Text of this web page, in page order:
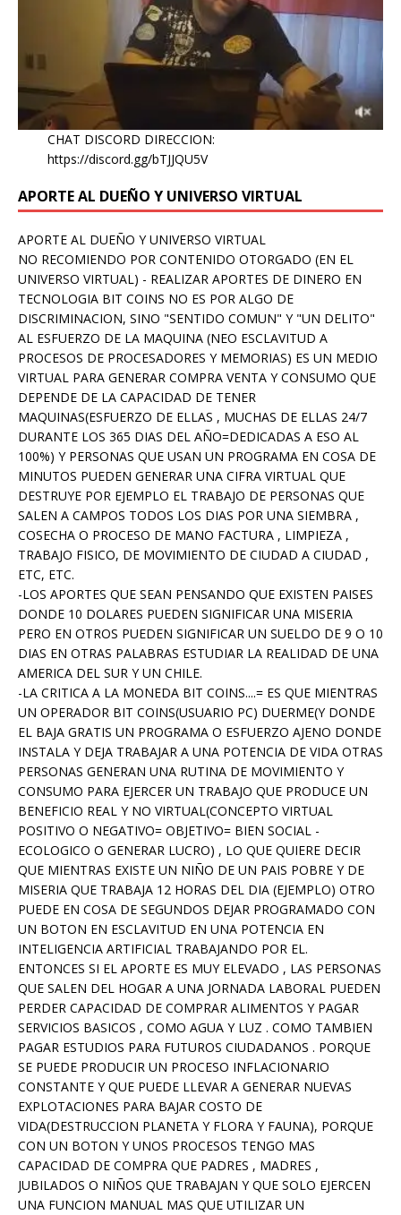
CHAT DISCORD DIRECCION:
https://discord.gg/bTJJQU5V
APORTE AL DUEÑO Y UNIVERSO VIRTUAL
APORTE AL DUEÑO Y UNIVERSO VIRTUAL
NO RECOMIENDO POR CONTENIDO OTORGADO (EN EL
UNIVERSO VIRTUAL) - REALIZAR APORTES DE DINERO EN
TECNOLOGIA BIT COINS NO ES POR ALGO DE
DISCRIMINACION, SINO "SENTIDO COMUN" Y "UN DELITO"
AL ESFUERZO DE LA MAQUINA (NEO ESCLAVITUD A
PROCESOS DE PROCESADORES Y MEMORIAS) ES UN MEDIO
VIRTUAL PARA GENERAR COMPRA VENTA Y CONSUMO QUE
DEPENDE DE LA CAPACIDAD DE TENER
MAQUINAS(ESFUERZO DE ELLAS , MUCHAS DE ELLAS 24/7
DURANTE LOS 365 DIAS DEL AÑO=DEDICADAS A ESO AL
100%) Y PERSONAS QUE USAN UN PROGRAMA EN COSA DE
MINUTOS PUEDEN GENERAR UNA CIFRA VIRTUAL QUE
DESTRUYE POR EJEMPLO EL TRABAJO DE PERSONAS QUE
SALEN A CAMPOS TODOS LOS DIAS POR UNA SIEMBRA ,
COSECHA O PROCESO DE MANO FACTURA , LIMPIEZA ,
TRABAJO FISICO, DE MOVIMIENTO DE CIUDAD A CIUDAD ,
ETC, ETC.
-LOS APORTES QUE SEAN PENSANDO QUE EXISTEN PAISES
DONDE 10 DOLARES PUEDEN SIGNIFICAR UNA MISERIA
PERO EN OTROS PUEDEN SIGNIFICAR UN SUELDO DE 9 O 10
DIAS EN OTRAS PALABRAS ESTUDIAR LA REALIDAD DE UNA
AMERICA DEL SUR Y UN CHILE.
-LA CRITICA A LA MONEDA BIT COINS....= ES QUE MIENTRAS
UN OPERADOR BIT COINS(USUARIO PC) DUERME(Y DONDE
EL BAJA GRATIS UN PROGRAMA O ESFUERZO AJENO DONDE
INSTALA Y DEJA TRABAJAR A UNA POTENCIA DE VIDA OTRAS
PERSONAS GENERAN UNA RUTINA DE MOVIMIENTO Y
CONSUMO PARA EJERCER UN TRABAJO QUE PRODUCE UN
BENEFICIO REAL Y NO VIRTUAL(CONCEPTO VIRTUAL
POSITIVO O NEGATIVO= OBJETIVO= BIEN SOCIAL -
ECOLOGICO O GENERAR LUCRO) , LO QUE QUIERE DECIR
QUE MIENTRAS EXISTE UN NIÑO DE UN PAIS POBRE Y DE
MISERIA QUE TRABAJA 12 HORAS DEL DIA (EJEMPLO) OTRO
PUEDE EN COSA DE SEGUNDOS DEJAR PROGRAMADO CON
UN BOTON EN ESCLAVITUD EN UNA POTENCIA EN
INTELIGENCIA ARTIFICIAL TRABAJANDO POR EL.
ENTONCES SI EL APORTE ES MUY ELEVADO , LAS PERSONAS
QUE SALEN DEL HOGAR A UNA JORNADA LABORAL PUEDEN
PERDER CAPACIDAD DE COMPRAR ALIMENTOS Y PAGAR
SERVICIOS BASICOS , COMO AGUA Y LUZ . COMO TAMBIEN
PAGAR ESTUDIOS PARA FUTUROS CIUDADANOS . PORQUE
SE PUEDE PRODUCIR UN PROCESO INFLACIONARIO
CONSTANTE Y QUE PUEDE LLEVAR A GENERAR NUEVAS
EXPLOTACIONES PARA BAJAR COSTO DE
VIDA(DESTRUCCION PLANETA Y FLORA Y FAUNA), PORQUE
CON UN BOTON Y UNOS PROCESOS TENGO MAS
CAPACIDAD DE COMPRA QUE PADRES , MADRES ,
JUBILADOS O NIÑOS QUE TRABAJAN Y QUE SOLO EJERCEN
UNA FUNCION MANUAL MAS QUE UTILIZAR UN